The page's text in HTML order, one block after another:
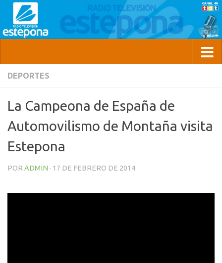
DEPORTES
La Campeona de España de
Automovilismo de Montaña visita
Estepona
POR ADMIN · 17 DE FEBRERO DE 2014